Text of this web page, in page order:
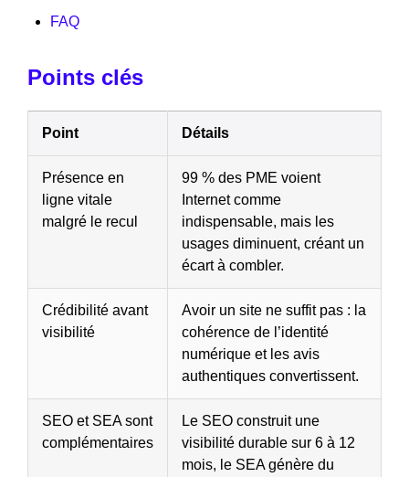
FAQ
Points clés
Point Détails
Présence en
ligne vitale
malgré le recul
99 % des PME voient
Internet comme
indispensable, mais les
usages diminuent, créant un
écart à combler.
Crédibilité avant
visibilité
Avoir un site ne suffit pas : la
cohérence de l’identité
numérique et les avis
authentiques convertissent.
SEO et SEA sont
complémentaires
Le SEO construit une
visibilité durable sur 6 à 12
mois, le SEA génère du